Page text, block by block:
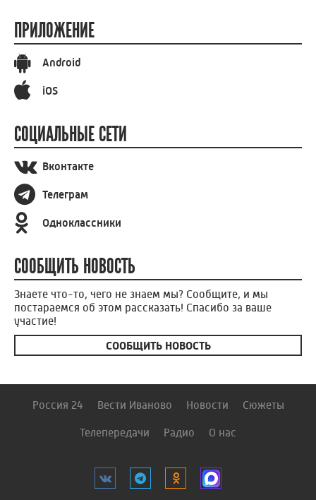
ПРИЛОЖЕНИЕ
Android
iOS
СОЦИАЛЬНЫЕ СЕТИ
Вконтакте
Телеграм
Одноклассники
СООБЩИТЬ НОВОСТЬ
Знаете что-то, чего не знаем мы? Сообщите, и мы
постараемся об этом рассказать! Спасибо за ваше
участие!
СООБЩИТЬ НОВОСТЬ
Россия 24 Вести Иваново Новости Сюжеты
Телепередачи Радио О нас